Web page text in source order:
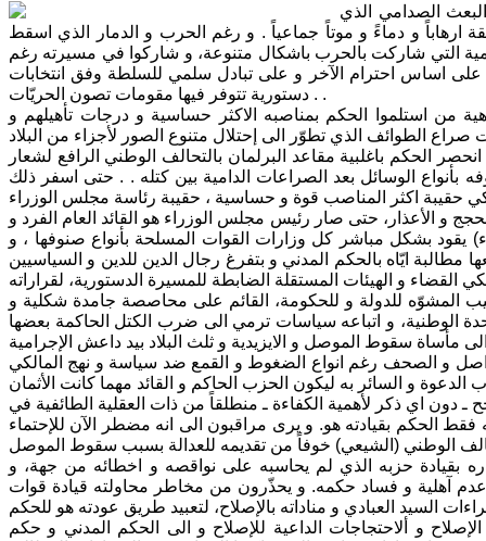
الصدامي الذي
ارهاباً و دماءً و موتاً جماعياً . و رغم الحرب و الدمار الذي اسقط
التي شاركت بالحرب باشكال متنوعة، و شاركوا في مسيرته رغم
على اساس احترام الآخر و على تبادل سلمي للسلطة وفق انتخابات
دستورية تتوفر فيها مقومات تصون الحريّات . .
من استلموا الحكم بمناصبه الاكثر حساسية و درجات تأهيلهم و
الحكم باغلبية مقاعد البرلمان بالتحالف الوطني الرافع لشعار
بأنواع الوسائل بعد الصراعات الدامية بين كتله . . حتى اسفر ذلك
و الأعذار، حتى صار رئيس مجلس الوزراء هو القائد العام الفرد و
بشكل مباشر كل وزارات القوات المسلحة بأنواع صنوفها ، و
ايّاه بالحكم المدني و بتفرغ رجال الدين للدين و السياسيين
المشوّه للدولة و للحكومة، القائم على محاصصة جامدة شكلية و
الوطنية، و اتباعه سياسات ترمي الى ضرب الكتل الحاكمة بعضها
و الصحف رغم انواع الضغوط و القمع ضد سياسة و نهج المالكي
دون اي ذكر لأهمية الكفاءة ـ منطلقاً من ذات العقلية الطائفية في
فقط الحكم بقيادته هو. و يرى مراقبون الى انه مضطر الآن للإحتماء
بقيادة حزبه الذي لم يحاسبه على نواقصه و اخطائه من جهة، و
عدم آهلية و فساد حكمه. و يحذّرون من مخاطر محاولته قيادة قوات
و ألاحتجاجات الداعية للإصلاح و الى الحكم المدني و حكم